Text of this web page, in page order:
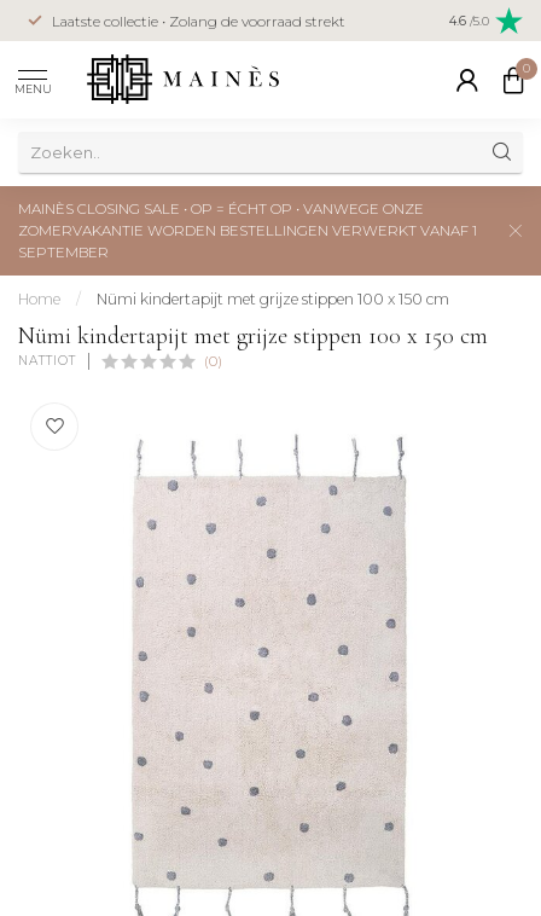
Laatste collectie • Zolang de voorraad strekt Veilig
creditcard
4.6 /5.0
MENU
0
MAINÈS CLOSING SALE • OP = ÉCHT OP • VANWEGE ONZE
ZOMERVAKANTIE WORDEN BESTELLINGEN VERWERKT VANAF 1
SEPTEMBER
Home / Nümi kindertapijt met grijze stippen 100 x 150 cm
Nümi kindertapijt met grijze stippen 100 x 150 cm
NATTIOT (0)